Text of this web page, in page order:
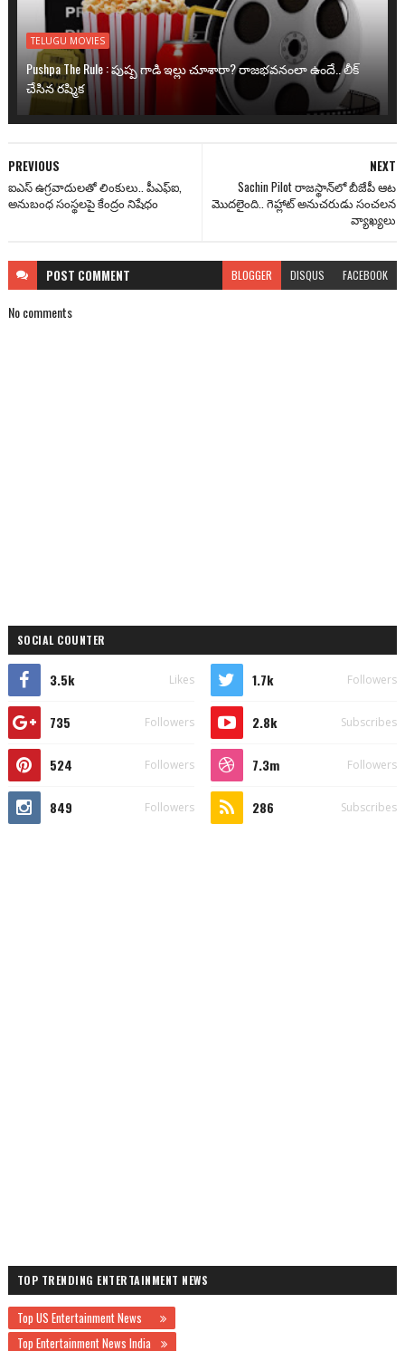
TELUGU MOVIES
Pushpa The Rule : పుష్ప గాడి ఇల్లు చూశారా? రాజభవనంలా ఉందే.. లీక్
చేసిన రష్మిక
NEXT
Sachin Pilot రాజస్థాన్‌‌లో బీజేపీ ఆట
మొదలైంది.. గెహ్లాట్ అనుచరుడు సంచలన
వ్యాఖ్యలు
PREVIOUS
ఐఎస్ ఉగ్రవాదులతో లింకులు.. పీఎఫ్ఐ‌,
అనుబంధ సంస్థలపై కేంద్రం నిషేధం
POST COMMENT BLOGGER DISQUS FACEBOOK
No comments
SOCIAL COUNTER
3.5k Likes 1.7k Followers
735 Followers 2.8k Subscribes
524 Followers 7.3m Followers
849 Followers 286 Subscribes
TOP TRENDING ENTERTAINMENT NEWS
Top US Entertainment News
Top Entertainment News India